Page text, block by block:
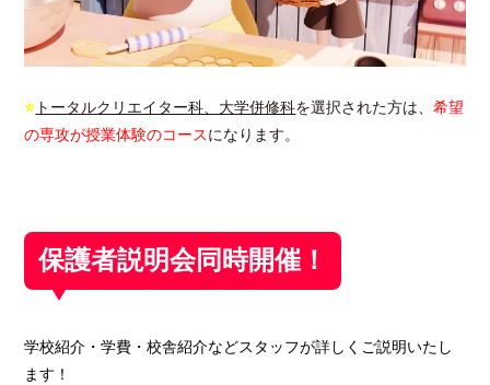
⭐ トータルクリエイター科、大学併修科を選択された方は、希望
の専攻が授業体験のコースになります。
保護者説明会同時開催！
学校紹介・学費・校舎紹介などスタッフが詳しくご説明いたし
ます！